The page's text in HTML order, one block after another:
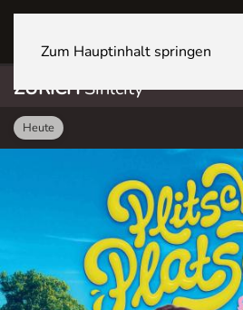
Zum Hauptinhalt springen
ZÜRICHSihlcity
Heute